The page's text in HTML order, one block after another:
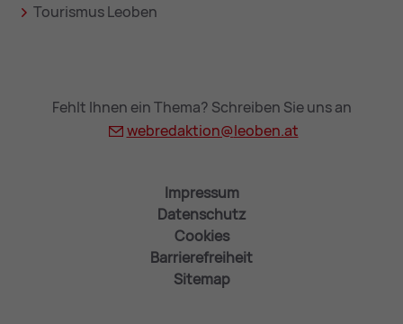
Tourismus Leoben
Fehlt Ihnen ein Thema? Schreiben Sie uns an
webredaktion@leoben.at
Impressum
Datenschutz
Cookies
Barrierefreiheit
Sitemap